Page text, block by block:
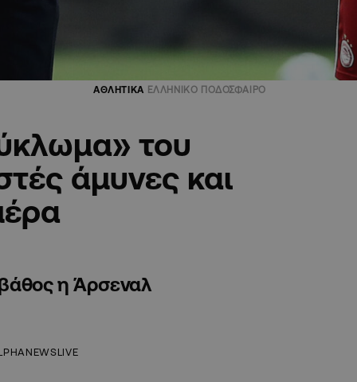
ΑΘΛΗΤΙΚΑ ΕΛΛΗΝΙΚΟ ΠΟΔΟΣΦΑΙΡΟ
του
άμυνες και
βάθος η Άρσεναλ